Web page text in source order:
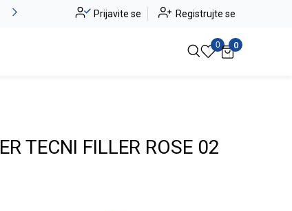
Alma Ras do -50% Pogledaj više
Prijavite se Registrujte se
0 0
TECNI FILLER ROSE 02